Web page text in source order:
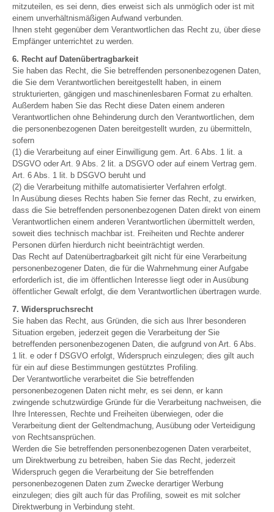
mitzuteilen, es sei denn, dies erweist sich als unmöglich oder ist mit
einem unverhältnismäßigen Aufwand verbunden.
Ihnen steht gegenüber dem Verantwortlichen das Recht zu, über diese
Empfänger unterrichtet zu werden.
6. Recht auf Datenübertragbarkeit
Sie haben das Recht, die Sie betreffenden personenbezogenen Daten,
die Sie dem Verantwortlichen bereitgestellt haben, in einem
strukturierten, gängigen und maschinenlesbaren Format zu erhalten.
Außerdem haben Sie das Recht diese Daten einem anderen
Verantwortlichen ohne Behinderung durch den Verantwortlichen, dem
die personenbezogenen Daten bereitgestellt wurden, zu übermitteln,
sofern
(1) die Verarbeitung auf einer Einwilligung gem. Art. 6 Abs. 1 lit. a
DSGVO oder Art. 9 Abs. 2 lit. a DSGVO oder auf einem Vertrag gem.
Art. 6 Abs. 1 lit. b DSGVO beruht und
(2) die Verarbeitung mithilfe automatisierter Verfahren erfolgt.
In Ausübung dieses Rechts haben Sie ferner das Recht, zu erwirken,
dass die Sie betreffenden personenbezogenen Daten direkt von einem
Verantwortlichen einem anderen Verantwortlichen übermittelt werden,
soweit dies technisch machbar ist. Freiheiten und Rechte anderer
Personen dürfen hierdurch nicht beeinträchtigt werden.
Das Recht auf Datenübertragbarkeit gilt nicht für eine Verarbeitung
personenbezogener Daten, die für die Wahrnehmung einer Aufgabe
erforderlich ist, die im öffentlichen Interesse liegt oder in Ausübung
öffentlicher Gewalt erfolgt, die dem Verantwortlichen übertragen wurde.
7. Widerspruchsrecht
Sie haben das Recht, aus Gründen, die sich aus Ihrer besonderen
Situation ergeben, jederzeit gegen die Verarbeitung der Sie
betreffenden personenbezogenen Daten, die aufgrund von Art. 6 Abs.
1 lit. e oder f DSGVO erfolgt, Widerspruch einzulegen; dies gilt auch
für ein auf diese Bestimmungen gestütztes Profiling.
Der Verantwortliche verarbeitet die Sie betreffenden
personenbezogenen Daten nicht mehr, es sei denn, er kann
zwingende schutzwürdige Gründe für die Verarbeitung nachweisen, die
Ihre Interessen, Rechte und Freiheiten überwiegen, oder die
Verarbeitung dient der Geltendmachung, Ausübung oder Verteidigung
von Rechtsansprüchen.
Werden die Sie betreffenden personenbezogenen Daten verarbeitet,
um Direktwerbung zu betreiben, haben Sie das Recht, jederzeit
Widerspruch gegen die Verarbeitung der Sie betreffenden
personenbezogenen Daten zum Zwecke derartiger Werbung
einzulegen; dies gilt auch für das Profiling, soweit es mit solcher
Direktwerbung in Verbindung steht.